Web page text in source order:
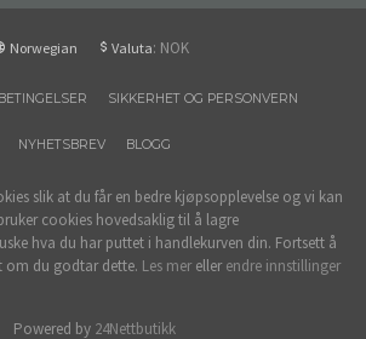
Norwegian Valuta: NOK
SIKKERHET OG PERSONVERN
NYHETSBREV BLOGG
slik at du får en bedre kjøpsopplevelse og vi kan
cookies hovedsaklig til å lagre
hva du har puttet i handlekurven din. Fortsett å
om du godtar dette. Les mer eller endre innstillinger
Powered by 24Nettbutikk